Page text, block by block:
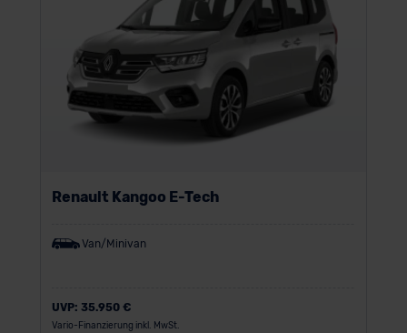
Renault Kangoo E-Tech
Van/Minivan
UVP: 35.950 €
Vario-Finanzierung inkl. MwSt.